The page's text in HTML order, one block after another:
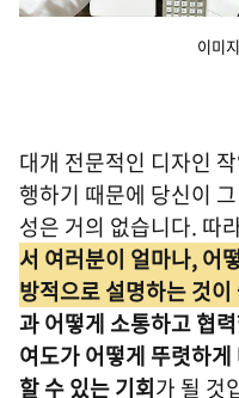
이미
대개 전문적인 디자인
행하기 때문에 당신이
성은 거의 없습니다. 따
서 여러분이 얼마나, 어
방적으로 설명하는 것
과 어떻게 소통하고 협
여도가 어떻게 뚜렷하
할 수 있는 기회가 될 것